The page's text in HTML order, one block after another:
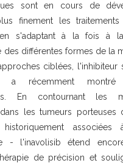
sont en cours de
finement les
s'adaptant à la fois à
des différentes formes de la
ciblées, l'inhibiteur
a récemment
En contournant les
les tumeurs porteuses
historiquement
- l'inavolisib étend
de précision et